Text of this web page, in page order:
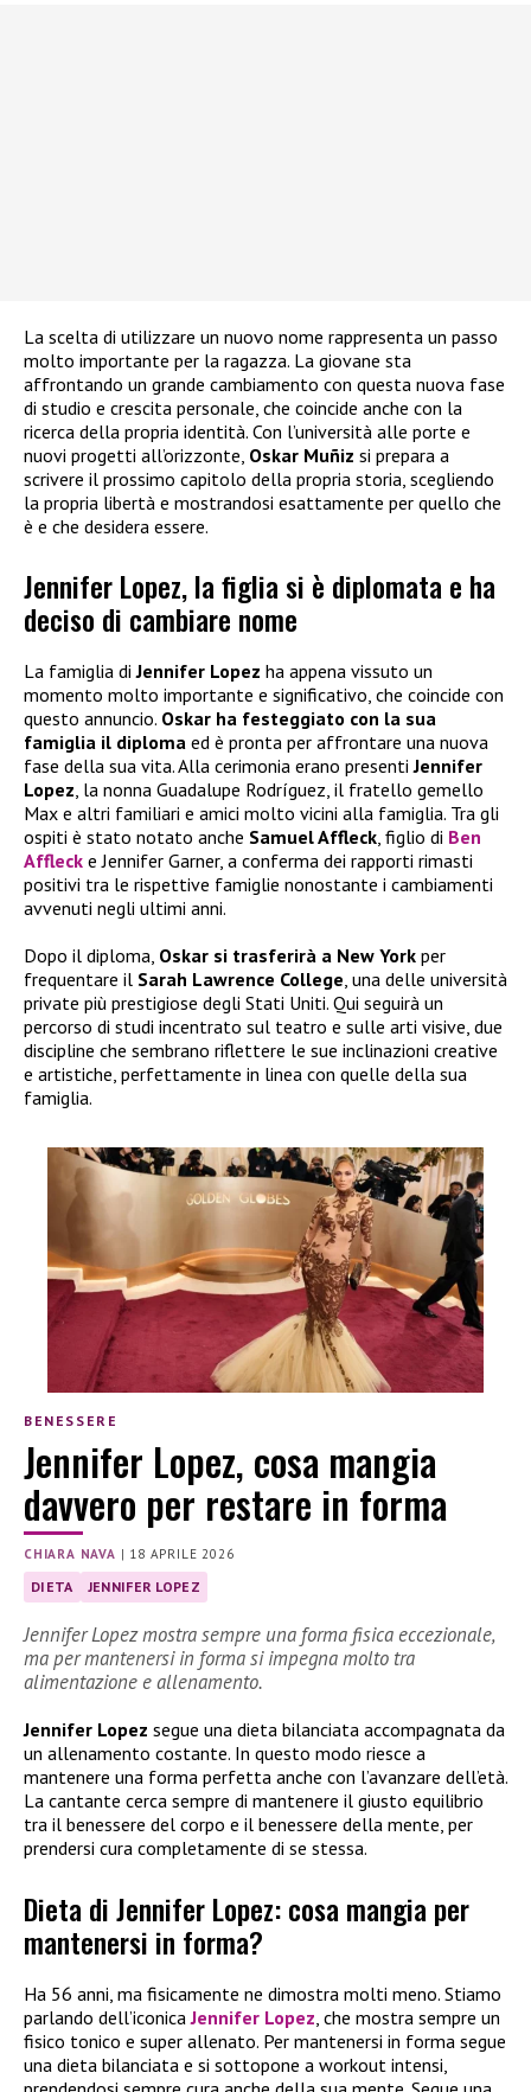
La scelta di utilizzare un nuovo nome rappresenta un passo
molto importante per la ragazza. La giovane sta
affrontando un grande cambiamento con questa nuova fase
di studio e crescita personale, che coincide anche con la
ricerca della propria identità. Con l’università alle porte e
nuovi progetti all’orizzonte, Oskar Muñiz si prepara a
scrivere il prossimo capitolo della propria storia, scegliendo
la propria libertà e mostrandosi esattamente per quello che
è e che desidera essere.
Jennifer Lopez, la figlia si è diplomata e ha
deciso di cambiare nome
La famiglia diJennifer Lopez ha appena vissuto un
momento molto importante e significativo, che coincide con
questo annuncio. Oskar ha festeggiato con la sua
famiglia il diploma ed è pronta per affrontare una nuova
fase della sua vita. Alla cerimonia erano presentiJennifer
Lopez, la nonna Guadalupe Rodríguez, il fratello gemello
Max e altri familiari e amici molto vicini alla famiglia. Tra gli
ospiti è stato notato anche Samuel Affleck, figlio di Ben
Affleck e Jennifer Garner, a conferma dei rapporti rimasti
positivi tra le rispettive famiglie nonostante i cambiamenti
avvenuti negli ultimi anni.
Dopo il diploma, Oskar si trasferirà a New York per
frequentare il Sarah Lawrence College, una delle università
private più prestigiose degli Stati Uniti. Qui seguirà un
percorso di studi incentrato sul teatro e sulle arti visive, due
discipline che sembrano riflettere le sue inclinazioni creative
e artistiche, perfettamente in linea con quelle della sua
famiglia.
BENESSERE
Jennifer Lopez, cosa mangia
davvero per restare in forma
CHIARA NAVA | 18 APRILE 2026
DIETA JENNIFER LOPEZ
Jennifer Lopez mostra sempre una forma fisica eccezionale,
ma per mantenersi in forma si impegna molto tra
alimentazione e allenamento.
Jennifer Lopez segue una dieta bilanciata accompagnata da
un allenamento costante. In questo modo riesce a
mantenere una forma perfetta anche con l’avanzare dell’età.
La cantante cerca sempre di mantenere il giusto equilibrio
tra il benessere del corpo e il benessere della mente, per
prendersi cura completamente di se stessa.
Dieta di Jennifer Lopez: cosa mangia per
mantenersi in forma?
Ha 56 anni, ma fisicamente ne dimostra molti meno. Stiamo
parlando dell’iconicaJennifer Lopez , che mostra sempre un
fisico tonico e super allenato. Per mantenersi in forma segue
una dieta bilanciata e si sottopone a workout intensi,